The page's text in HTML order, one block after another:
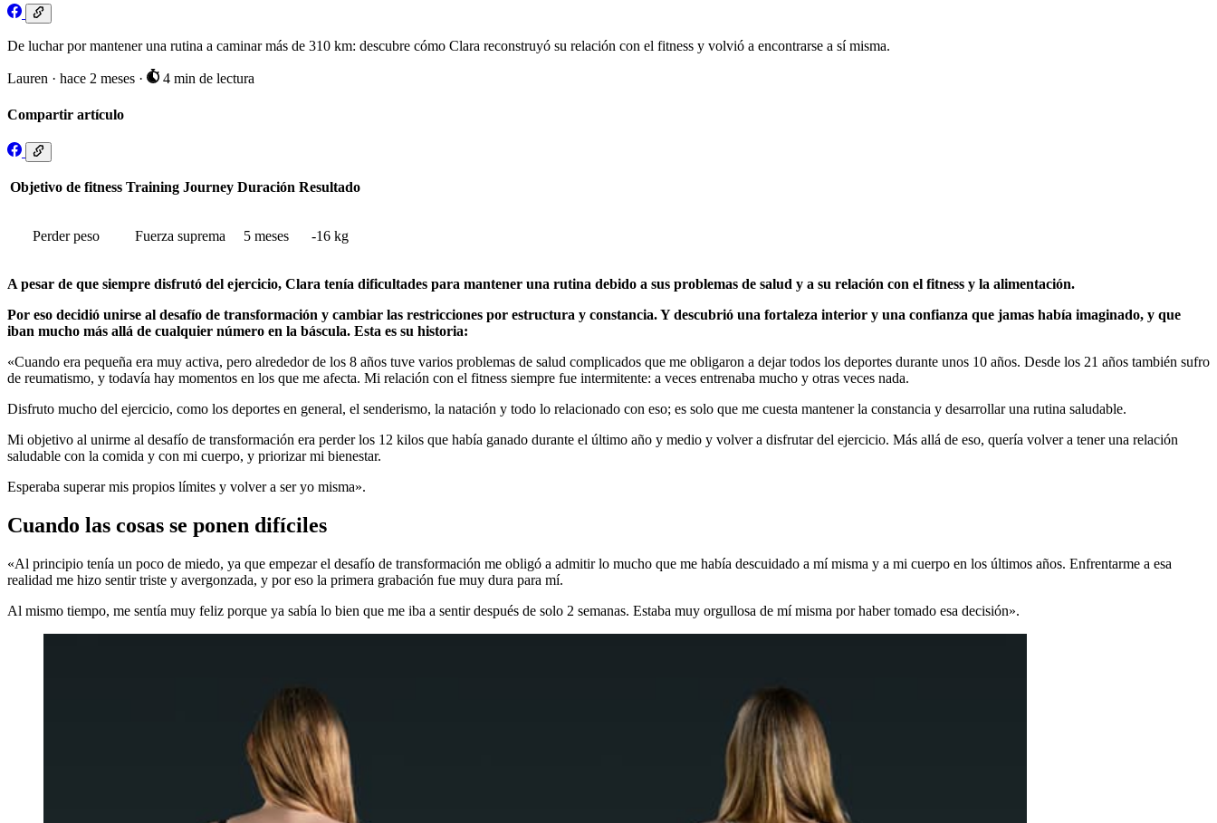
De luchar por mantener una rutina a caminar más de 310 km: descubre cómo Clara reconstruyó su relación con el fitness y volvió a encontrarse a sí misma.
Lauren · hace 2 meses · 4 min de lectura
Compartir artículo
Objetivo de fitness Training Journey Duración Resultado
Perder peso Fuerza suprema 5 meses -16 kg
A pesar de que siempre disfrutó del ejercicio, Clara tenía dificultades para mantener una rutina debido a sus problemas de salud y a su relación con el fitness y la alimentación.
Por eso decidió unirse al desafío de transformación y cambiar las restricciones por estructura y constancia. Y descubrió una fortaleza interior y una confianza que jamas había imaginado, y que
iban mucho más allá de cualquier número en la báscula. Esta es su historia:
«Cuando era pequeña era muy activa, pero alrededor de los 8 años tuve varios problemas de salud complicados que me obligaron a dejar todos los deportes durante unos 10 años. Desde los 21 años también sufro
de reumatismo, y todavía hay momentos en los que me afecta. Mi relación con el fitness siempre fue intermitente: a veces entrenaba mucho y otras veces nada.
Disfruto mucho del ejercicio, como los deportes en general, el senderismo, la natación y todo lo relacionado con eso; es solo que me cuesta mantener la constancia y desarrollar una rutina saludable.
Mi objetivo al unirme al desafío de transformación era perder los 12 kilos que había ganado durante el último año y medio y volver a disfrutar del ejercicio. Más allá de eso, quería volver a tener una relación
saludable con la comida y con mi cuerpo, y priorizar mi bienestar.
Esperaba superar mis propios límites y volver a ser yo misma».
Cuando las cosas se ponen difíciles
«Al principio tenía un poco de miedo, ya que empezar el desafío de transformación me obligó a admitir lo mucho que me había descuidado a mí misma y a mi cuerpo en los últimos años. Enfrentarme a esa
realidad me hizo sentir triste y avergonzada, y por eso la primera grabación fue muy dura para mí.
Al mismo tiempo, me sentía muy feliz porque ya sabía lo bien que me iba a sentir después de solo 2 semanas. Estaba muy orgullosa de mí misma por haber tomado esa decisión».